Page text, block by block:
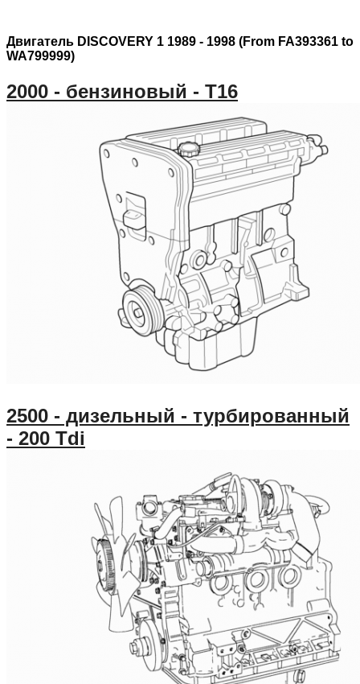
Двигатель DISCOVERY 1 1989 - 1998 (From FA393361 to
WA799999)
2000 - бензиновый - T16
2500 - дизельный - турбированный
- 200 Tdi